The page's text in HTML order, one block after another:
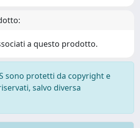
a questo prodotto.
sono protetti da copyright e
salvo diversa